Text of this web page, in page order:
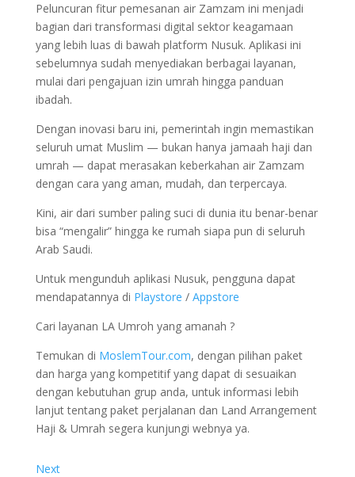
Peluncuran fitur pemesanan air Zamzam ini menjadi
bagian dari transformasi digital sektor keagamaan
yang lebih luas di bawah platform Nusuk. Aplikasi ini
sebelumnya sudah menyediakan berbagai layanan,
mulai dari pengajuan izin umrah hingga panduan
ibadah.
Dengan inovasi baru ini, pemerintah ingin memastikan
seluruh umat Muslim — bukan hanya jamaah haji dan
umrah — dapat merasakan keberkahan air Zamzam
dengan cara yang aman, mudah, dan terpercaya.
Kini, air dari sumber paling suci di dunia itu benar-benar
bisa “mengalir” hingga ke rumah siapa pun di seluruh
Arab Saudi.
Untuk mengunduh aplikasi Nusuk, pengguna dapat
mendapatannya di Playstore / Appstore
Cari layanan LA Umroh yang amanah ?
Temukan di MoslemTour.com, dengan pilihan paket
dan harga yang kompetitif yang dapat di sesuaikan
dengan kebutuhan grup anda, untuk informasi lebih
lanjut tentang paket perjalanan dan Land Arrangement
Haji & Umrah segera kunjungi webnya ya.
Next